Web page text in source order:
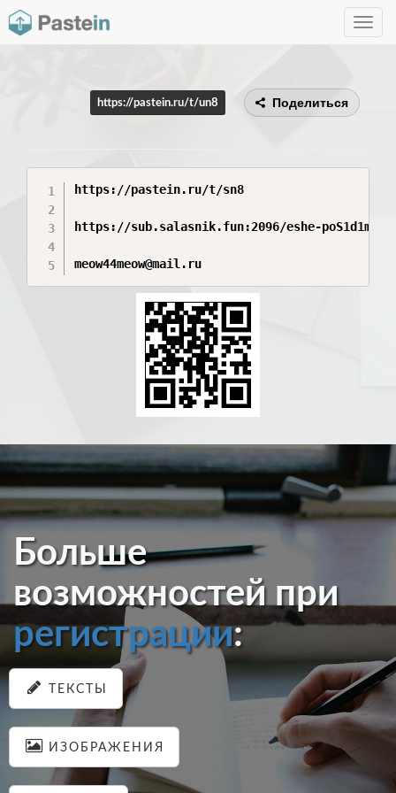
Toggle
https://pastein.ru/t/un8 Поделиться
https://pastein.ru/t/sn8
https://sub.salasnik.fun:2096/eshe-
meow44meow@mail.ru
Больше
возможностей при
регистрации:
ТЕКСТЫ
ИЗОБРАЖЕНИЯ